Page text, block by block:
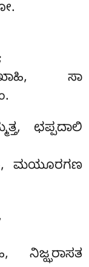
ಸಾ
ಛಪ್ಪದಾಲಿ
ಮಯೂರಗಣ
ನಿಜ್ಝರಾಸತ